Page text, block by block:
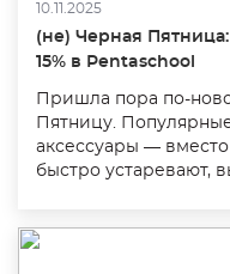
10.11.2025
(не) Черная
15% в Pentaschool
Пришла пора по-
Пятницу.
аксессуары —
быстро устаревают,